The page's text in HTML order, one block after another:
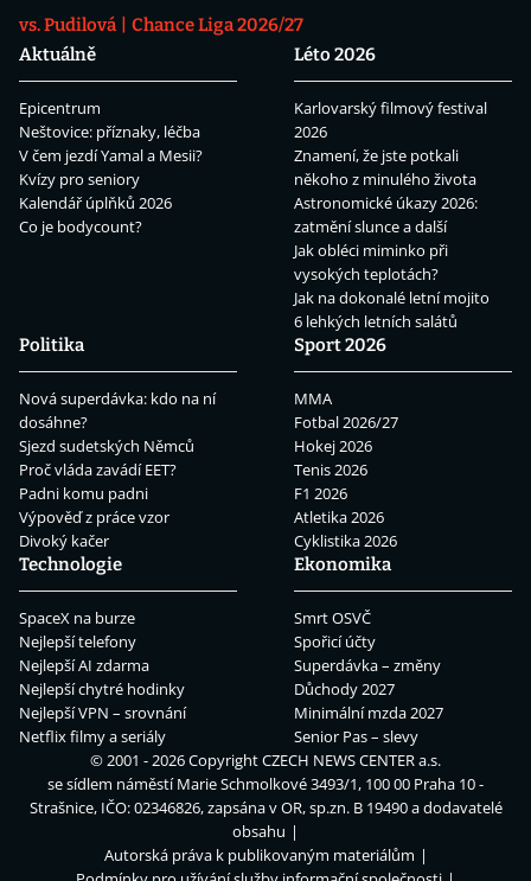
vs. Pudilová
Chance Liga 2026/27
Aktuálně
Epicentrum
Neštovice: příznaky, léčba
V čem jezdí Yamal a Mesii?
Kvízy pro seniory
Kalendář úplňků 2026
Co je bodycount?
Léto 2026
Karlovarský filmový festival
2026
Znamení, že jste potkali
někoho z minulého života
Astronomické úkazy 2026:
zatmění slunce a další
Jak obléci miminko při
vysokých teplotách?
Jak na dokonalé letní mojito
6 lehkých letních salátů
Politika
Nová superdávka: kdo na ní
dosáhne?
Sjezd sudetských Němců
Proč vláda zavádí EET?
Padni komu padni
Výpověď z práce vzor
Divoký kačer
Sport 2026
MMA
Fotbal 2026/27
Hokej 2026
Tenis 2026
F1 2026
Atletika 2026
Cyklistika 2026
Technologie
SpaceX na burze
Nejlepší telefony
Nejlepší AI zdarma
Nejlepší chytré hodinky
Nejlepší VPN – srovnání
Netflix filmy a seriály
Ekonomika
Smrt OSVČ
Spořicí účty
Superdávka – změny
Důchody 2027
Minimální mzda 2027
Senior Pas – slevy
© 2001 - 2026 CopyrightCZECH NEWS CENTER a.s.
se sídlem náměstí Marie Schmolkové 3493/1, 100 00 Praha 10 -
Strašnice, IČO: 02346826, zapsána v OR, sp.zn. B 19490 a dodavatelé
obsahu
Autorská práva k publikovaným materiálům